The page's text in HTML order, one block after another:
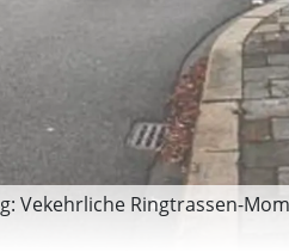
Vekehrliche Ringtrassen-